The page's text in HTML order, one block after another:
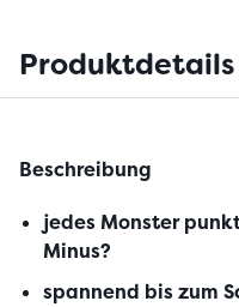
Produktdetails
Beschreibung
jedes Monster
Minus?
spannend bis zum